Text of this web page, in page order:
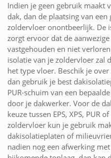
Indien je geen gebruik maakt
dak, dan de plaatsing van
zoldervloer onontbeerlijk. De
zorgt ervoor dat de
vastgehouden en niet
isolatie van je zoldervloer zal
het type vloer. Beschik je
dan gebruik je best
PUR-schuim van een
door je dakwerker. Voor de
keuze tussen EPS, XPS, PUR
zoldervloer kun je gebruik
dakisolatieplaten of
nadien nog een afwerking